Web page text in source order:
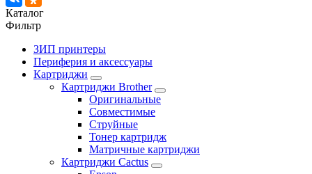
Каталог
Фильтр
ЗИП принтеры
Периферия и аксессуары
Картриджи
Картриджи Brother
Оригинальные
Совместимые
Струйные
Тонер картридж
Матричные картриджи
Картриджи Cactus